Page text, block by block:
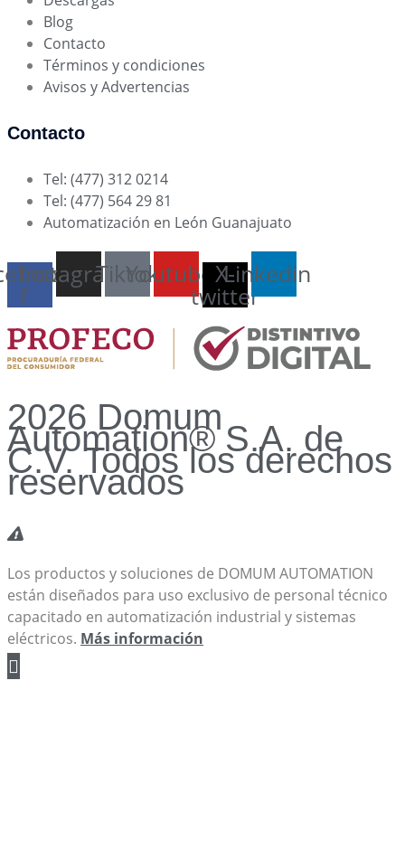
Blog
Contacto
Términos y condiciones
Avisos y Advertencias
Contacto
Tel: (477) 312 0214
Tel: (477) 564 29 81
Automatización en León Guanajuato
f
InstagramTiktokYoutube X-
twitter
Linkedin
2026 Domum
Automation® S.A. de
C.V. Todos los derechos
reservados
Los productos y soluciones de DOMUM AUTOMATION
están diseñados para uso exclusivo de personal técnico
capacitado en automatización industrial y sistemas
eléctricos. Más información